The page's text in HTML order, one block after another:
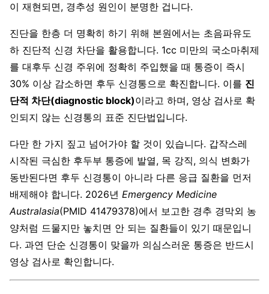
이 재현되면, 경추성 원인이 분명한 겁니다.
진단을 한층 더 명확히 하기 위해 본원에서는 초음파유도
하 진단적 신경 차단을 활용합니다. 1cc 미만의 국소마취제
를 대후두 신경 주위에 정확히 주입했을 때 통증이 즉시
30% 이상 감소하면 후두 신경통으로 확진합니다. 이를 진
단적 차단(diagnostic block)이라고 하며, 영상 검사로 확
인되지 않는 신경통의 표준 진단법입니다.
다만 한 가지 짚고 넘어가야 할 것이 있습니다. 갑작스레
시작된 극심한 후두부 통증에 발열, 목 강직, 의식 변화가
동반된다면 후두 신경통이 아니라 다른 응급 질환을 먼저
배제해야 합니다. 2026년 Emergency Medicine
Australasia(PMID 41479378)에서 보고한 경추 경막외 농
양처럼 드물지만 놓치면 안 되는 질환들이 있기 때문입니
다. 과연 단순 신경통이 맞을까 의심스러운 통증은 반드시
영상 검사로 확인합니다.